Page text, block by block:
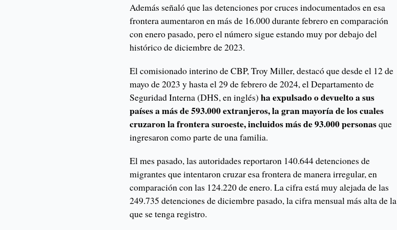
Además señaló que las detenciones por cruces indocumentados en esa
frontera aumentaron en más de 16.000 durante febrero en comparación
con enero pasado, pero el número sigue estando muy por debajo del
histórico de diciembre de 2023.
El comisionado interino de CBP, Troy Miller, destacó que desde el 12 de
mayo de 2023 y hasta el 29 de febrero de 2024, el Departamento de
Seguridad Interna (DHS, en inglés)ha expulsado o devuelto a sus
países a más de 593.000 extranjeros, la gran mayoría de los cuales
cruzaron la frontera suroeste, incluidos más de 93.000 personasque
ingresaron como parte de una familia.
El mes pasado, las autoridades reportaron 140.644 detenciones de
migrantes que intentaron cruzar esa frontera de manera irregular, en
comparación con las 124.220 de enero. La cifra está muy alejada de las
249.735 detenciones de diciembre pasado, la cifra mensual más alta de la
que se tenga registro.